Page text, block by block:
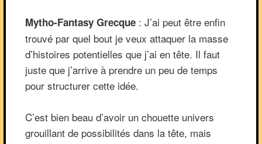
Mytho-Fantasy Grecque: J’ai peut être enfin
trouvé par quel bout je veux attaquer la masse
d’histoires potentielles que j’ai en tête. Il faut
juste que j’arrive à prendre un peu de temps
pour structurer cette idée.
C’est bien beau d’avoir un chouette univers
grouillant de possibilités dans la tête, mais